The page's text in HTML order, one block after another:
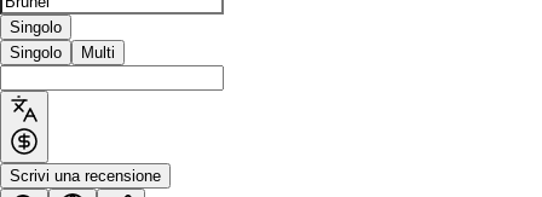
Singolo
Singolo
Multi
Scrivi una recensione